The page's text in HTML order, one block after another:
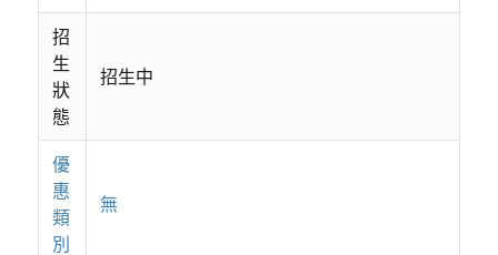
招
生
狀
態
招生中
優
惠
類
別
無